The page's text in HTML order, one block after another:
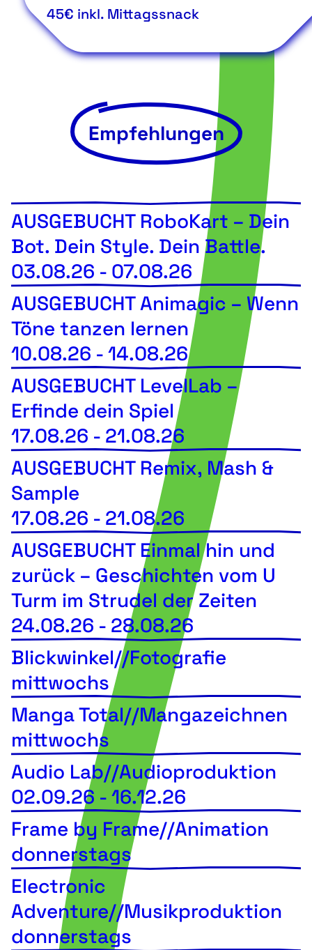
45€ inkl. Mittagssnack
Empfehlungen
AUSGEBUCHT RoboKart – Dein
Bot. Dein Style. Dein Battle.
03.08.26 - 07.08.26
AUSGEBUCHT Animagic – Wenn
Töne tanzen lernen
10.08.26 -14.08.26
AUSGEBUCHT LevelLab –
Erfinde dein Spiel
17.08.26 - 21.08.26
AUSGEBUCHT Remix, Mash &
Sample
17.08.26 - 21.08.26
AUSGEBUCHT Einmal hin und
zurück – Geschichten vom U
Turm im Strudel der Zeiten
24.08.26 - 28.08.26
Blickwinkel//Fotografie
mittwochs
Manga Total//Mangazeichnen
mittwochs
Audio Lab//Audioproduktion
02.09.26 -16.12.26
Frame by Frame//Animation
donnerstags
Electronic
Adventure//Musikproduktion
donnerstags